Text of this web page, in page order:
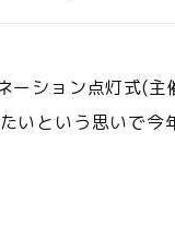
ション点灯式(
いという思いで